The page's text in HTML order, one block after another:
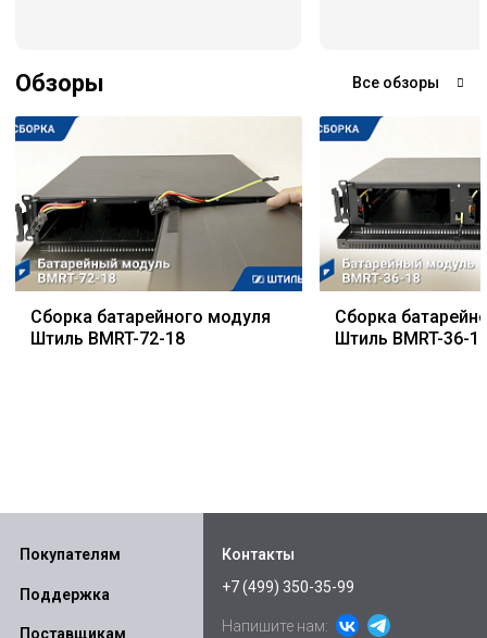
Обзоры Все обзоры
Сборка батарейного модуля
Штиль BMRT-72-18
Сборка
Штиль BMRT-36-
Покупателям
Поддержка
Поставщикам
Контакты
+7 (499) 350-35-99
Напишите нам: